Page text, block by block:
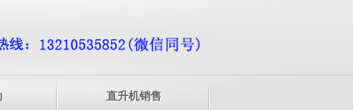
直升机销售